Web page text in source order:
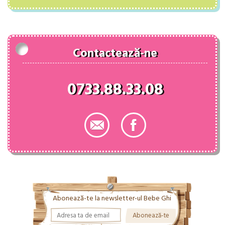
fost:
74.00 lei.
Contactează-ne
0733.88.33.08
Abonează-te la newsletter-ul Bebe Ghi